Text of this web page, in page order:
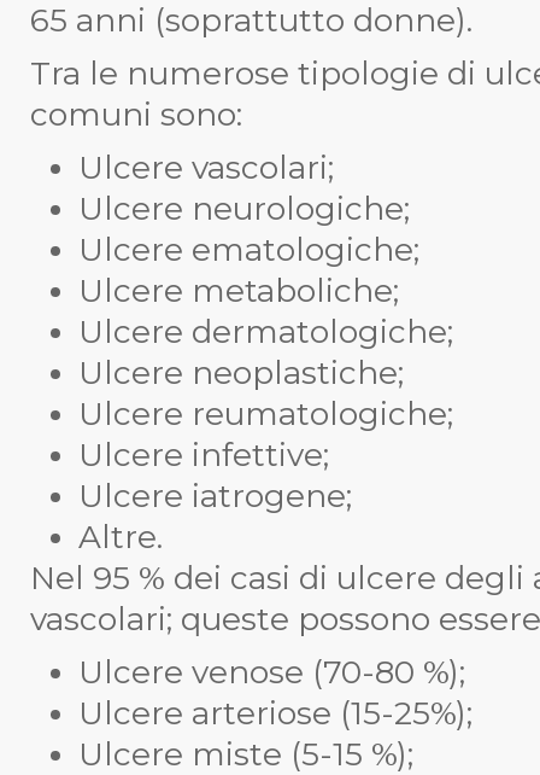
65 anni (soprattutto donne).
Tra le numerose tipologie di
comuni sono:
Ulcere vascolari;
Ulcere neurologiche;
Ulcere ematologiche;
Ulcere metaboliche;
Ulcere dermatologiche;
Ulcere neoplastiche;
Ulcere reumatologiche;
Ulcere infettive;
Ulcere iatrogene;
Altre.
Nel 95 % dei casi di ulcere
vascolari; queste possono
Ulcere venose (70-80 %);
Ulcere arteriose (15-25%);
Ulcere miste (5-15 %);